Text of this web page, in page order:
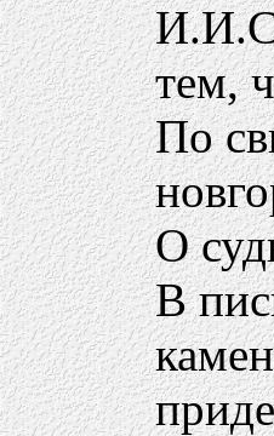
тем,
По
О
В